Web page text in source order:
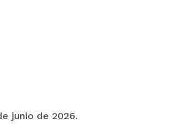
junio de 2026.